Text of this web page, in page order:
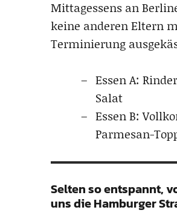
Mittagessens an
keine anderen Eltern
Terminierung
Essen A:
Salat
Essen B:
Parmesan-
Selten so entspannt,
uns die Hamburger